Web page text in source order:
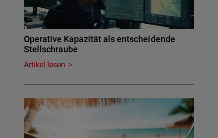
Operative Kapazität als entscheidende
Stellschraube
Artikel lesen